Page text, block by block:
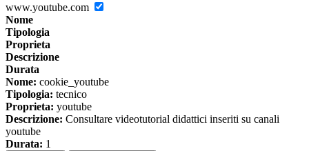
www.youtube.com
Nome
Tipologia
Proprieta
Descrizione
Durata
Nome: cookie_youtube
Tipologia: tecnico
Proprieta: youtube
Descrizione: Consultare videotutorial didattici inseriti su canali
youtube
Durata: 1